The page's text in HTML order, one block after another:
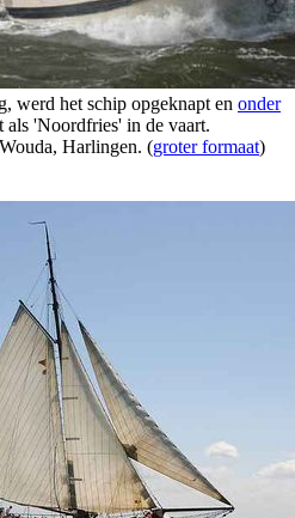
werd het schip opgeknapt en onder
als 'Noordfries' in de vaart.
Harlingen. (groter formaat)